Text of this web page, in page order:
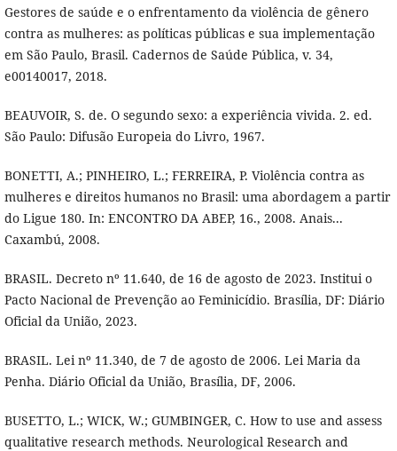
Gestores de saúde e o enfrentamento da violência de gênero
contra as mulheres: as políticas públicas e sua implementação
em São Paulo, Brasil. Cadernos de Saúde Pública, v. 34,
e00140017, 2018.
BEAUVOIR, S. de. O segundo sexo: a experiência vivida. 2. ed.
São Paulo: Difusão Europeia do Livro, 1967.
BONETTI, A.; PINHEIRO, L.; FERREIRA, P. Violência contra as
mulheres e direitos humanos no Brasil: uma abordagem a partir
do Ligue 180. In: ENCONTRO DA ABEP, 16., 2008. Anais...
Caxambú, 2008.
BRASIL. Decreto nº 11.640, de 16 de agosto de 2023. Institui o
Pacto Nacional de Prevenção ao Feminicídio. Brasília, DF: Diário
Oficial da União, 2023.
BRASIL. Lei nº 11.340, de 7 de agosto de 2006. Lei Maria da
Penha. Diário Oficial da União, Brasília, DF, 2006.
BUSETTO, L.; WICK, W.; GUMBINGER, C. How to use and assess
qualitative research methods. Neurological Research and